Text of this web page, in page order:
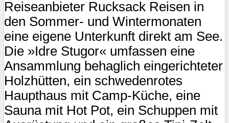
Reiseanbieter Rucksack Reisen in
den Sommer- und Wintermonaten
eine eigene Unterkunft direkt am See.
Die »Idre Stugor« umfassen eine
Ansammlung behaglich eingerichteter
Holzhütten, ein schwedenrotes
Haupthaus mit Camp-Küche, eine
Sauna mit Hot Pot, ein Schuppen mit